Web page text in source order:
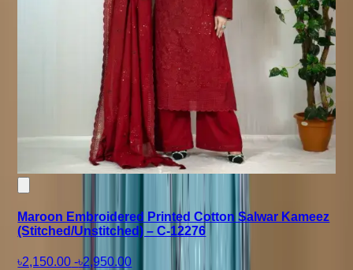
Maroon Embroidered Printed Cotton Salwar Kameez
(Stitched/Unstitched) – C-12276
৳2,150.00 -৳2,950.00